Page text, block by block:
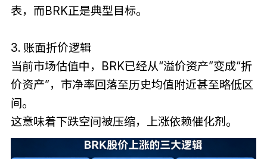
表，而BRK正是典型目标。
3. 账面折价逻辑
当前市场估值中，BRK已经从“溢价资产”变成“折
价资产”，市净率回落至历史均值附近甚至略低区
间。
这意味着下跌空间被压缩，上涨依赖催化剂。